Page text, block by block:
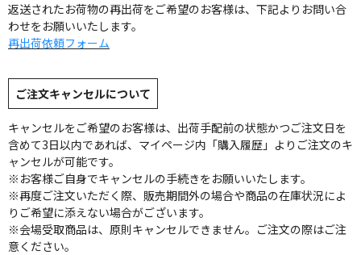
返送されたお荷物の再出荷をご希望のお客様は、下記よりお問い合
わせをお願いいたします。
再出荷依頼フォーム
ご注文キャンセルについて
キャンセルをご希望のお客様は、出荷手配前の状態かつご注文日を
含めて3日以内であれば、マイページ内「購入履歴」よりご注文のキ
ャンセルが可能です。
※お客様ご自身でキャンセルの手続きをお願いいたします。
※再度ご注文いただく際、販売期間外の場合や商品の在庫状況によ
りご希望に添えない場合がございます。
※会場受取商品は、原則キャンセルできません。ご注文の際はご注
意ください。